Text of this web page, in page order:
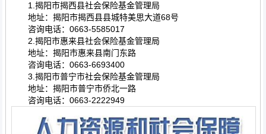
1.揭阳市揭西县社会保险基金管理局
地址：揭阳市揭西县县城特美思大道68号
咨询电话：0663-5585017
2.揭阳市惠来县社会保险基金管理局
地址：揭阳市惠来县南门东路
咨询电话：0663-6693400
3.揭阳市普宁市社会保险基金管理局
地址：揭阳市普宁市侨北一路
咨询电话：0663-2222949